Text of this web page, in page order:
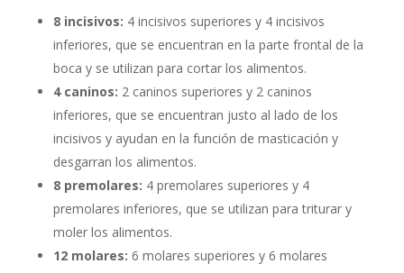
8 incisivos: 4 incisivos superiores y 4 incisivos
inferiores, que se encuentran en la parte frontal de la
boca y se utilizan para cortar los alimentos.
4 caninos: 2 caninos superiores y 2 caninos
inferiores, que se encuentran justo al lado de los
incisivos y ayudan en la función de masticación y
desgarran los alimentos.
8 premolares: 4 premolares superiores y 4
premolares inferiores, que se utilizan para triturar y
moler los alimentos.
12 molares: 6 molares superiores y 6 molares